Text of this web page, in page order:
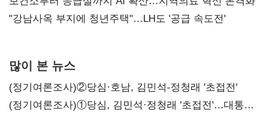
"강남사옥 부지에 청년주택"…LH도 '공급 속도전'
많이 본 뉴스
(정기여론조사)②당심·호남, 김민석-정청래 '초접전'
(정기여론조사)①당심, 김민석·정청래 '초접전'…대통령